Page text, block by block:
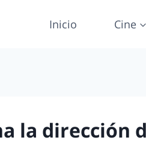
Inicio Cine
la dirección